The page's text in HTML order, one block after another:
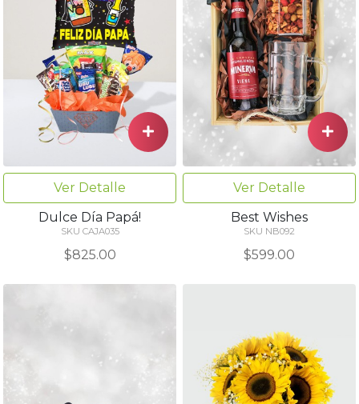
Ver Detalle
Dulce Día Papá!
SKU CAJA035
$825.00
Ver Detalle
Best Wishes
SKU NB092
$599.00